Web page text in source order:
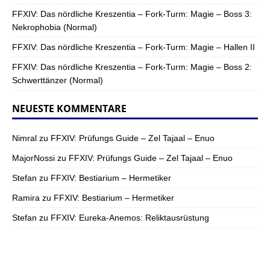
FFXIV: Das nördliche Kreszentia – Fork-Turm: Magie – Boss 3:
Nekrophobia (Normal)
FFXIV: Das nördliche Kreszentia – Fork-Turm: Magie – Hallen II
FFXIV: Das nördliche Kreszentia – Fork-Turm: Magie – Boss 2:
Schwerttänzer (Normal)
NEUESTE KOMMENTARE
Nimral zu FFXIV: Prüfungs Guide – Zel Tajaal – Enuo
MajorNossi zu FFXIV: Prüfungs Guide – Zel Tajaal – Enuo
Stefan zu FFXIV: Bestiarium – Hermetiker
Ramira zu FFXIV: Bestiarium – Hermetiker
Stefan zu FFXIV: Eureka-Anemos: Reliktausrüstung